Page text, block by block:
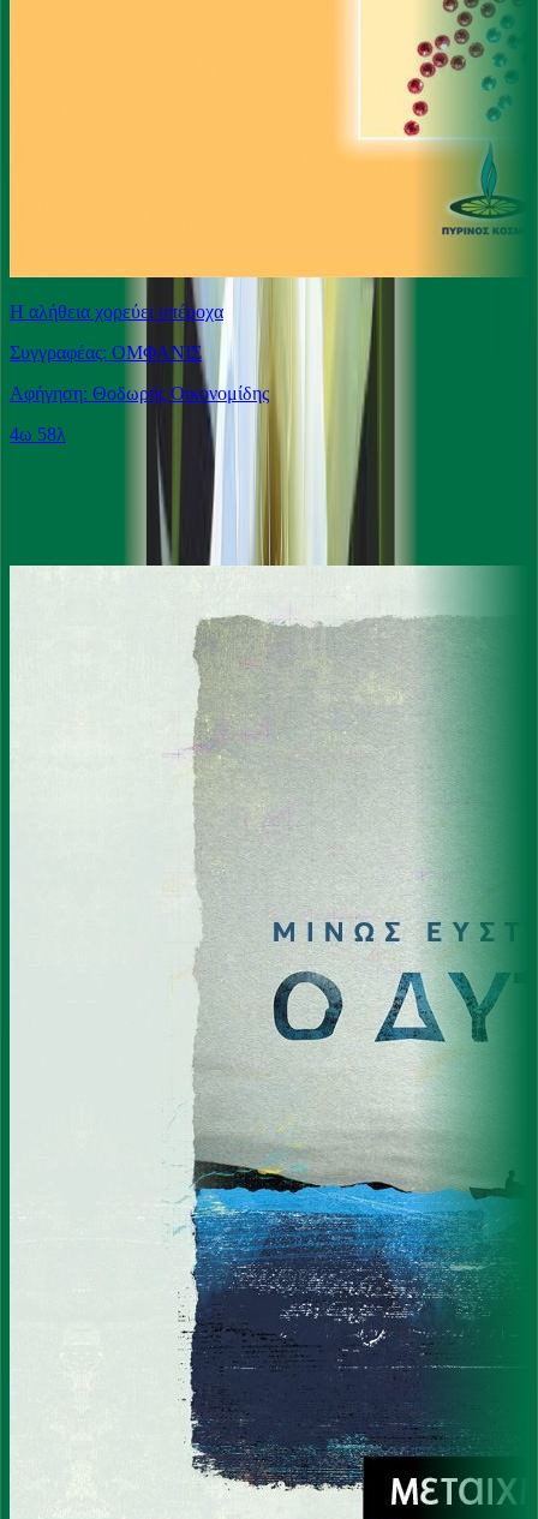
Η αλήθεια χορεύει υπέροχα
Συγγραφέας: ΟΜΦΑΝΙΣ
Αφήγηση: Θοδωρής Οικονομίδης
4ω 58λ
Ίδιος Αφηγητής